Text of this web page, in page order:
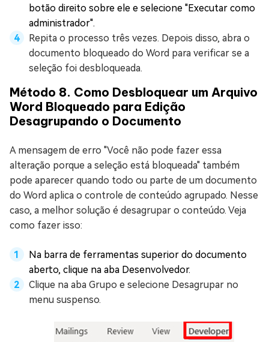
botão direito sobre ele e selecione "Executar como
administrador".
Repita o processo três vezes. Depois disso, abra o
documento bloqueado do Word para verificar se a
seleção foi desbloqueada.
Método 8. Como Desbloquear um Arquivo
Word Bloqueado para Edição
Desagrupando o Documento
A mensagem de erro "Você não pode fazer essa
alteração porque a seleção está bloqueada" também
pode aparecer quando todo ou parte de um documento
do Word aplica o controle de conteúdo agrupado. Nesse
caso, a melhor solução é desagrupar o conteúdo. Veja
como fazer isso:
Na barra de ferramentas superior do documento
aberto, clique na aba Desenvolvedor.
Clique na aba Grupo e selecione Desagrupar no
menu suspenso.